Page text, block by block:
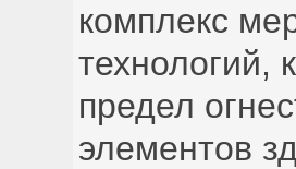
комплекс
технологий,
предел
элементов